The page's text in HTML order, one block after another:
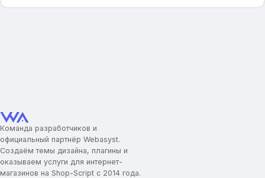
Логотип
Навигационные ссылки меню
Текстовое поле
Ссылка с логотипа
Команда разработчиков и
официальный партнёр Webasyst.
Создаём темы дизайна, плагины и
оказываем услуги для интернет-
магазинов на Shop-Script с 2014 года.